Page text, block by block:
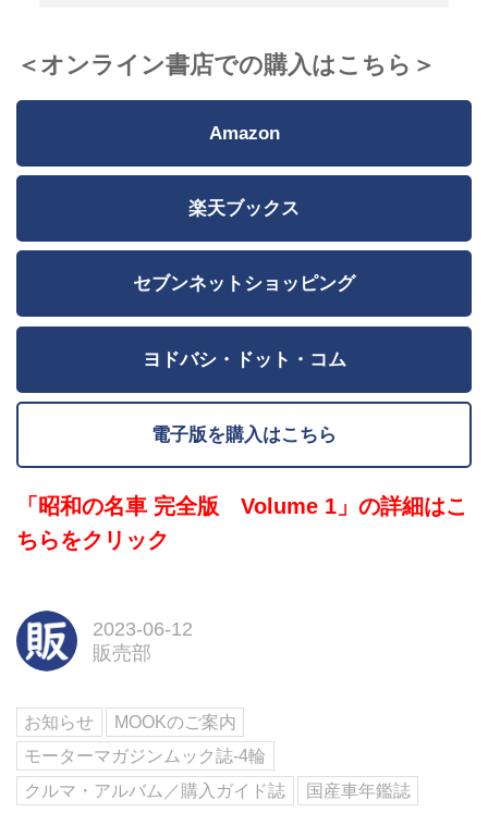
＜オンライン書店での購入はこちら＞
Amazon
楽天ブックス
セブンネットショッピング
ヨドバシ・ドット・コム
電子版を購入はこちら
「昭和の名車 完全版 Volume 1」の詳細はこ
ちらをクリック
2023-06-12
販売部
お知らせ
MOOKのご案内
モーターマガジンムック誌-4輪
クルマ・アルバム／購入ガイド誌
国産車年鑑誌